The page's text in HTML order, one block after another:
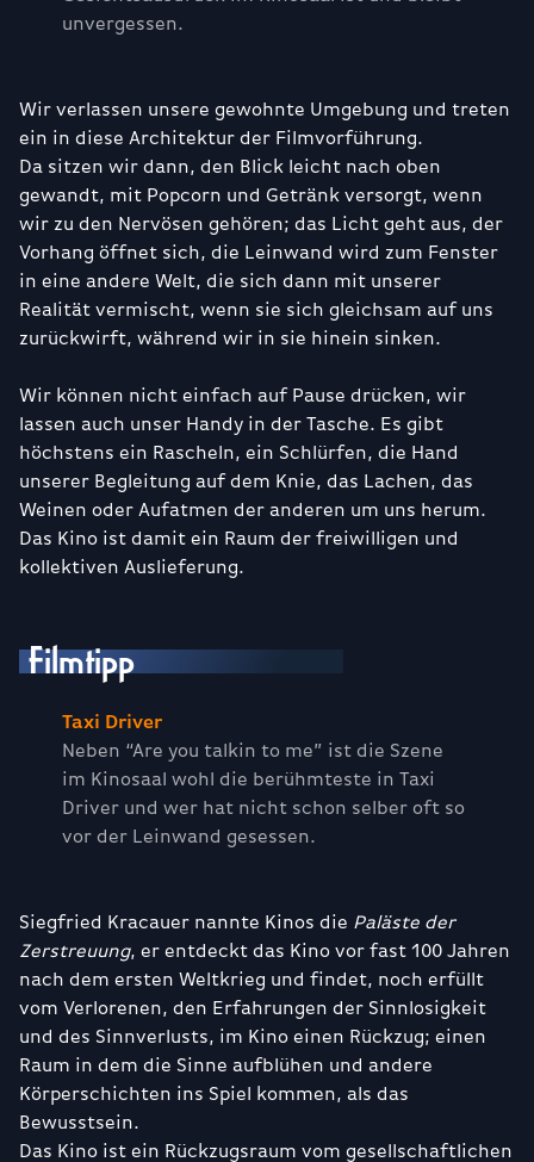
unvergessen.
Wir verlassen unsere gewohnte Umgebung und treten
ein in diese Architektur der Filmvorführung.
Da sitzen wir dann, den Blick leicht nach oben
gewandt, mit Popcorn und Getränk versorgt, wenn
wir zu den Nervösen gehören; das Licht geht aus, der
Vorhang öffnet sich, die Leinwand wird zum Fenster
in eine andere Welt, die sich dann mit unserer
Realität vermischt, wenn sie sich gleichsam auf uns
zurückwirft, während wir in sie hinein sinken.
Wir können nicht einfach auf Pause drücken, wir
lassen auch unser Handy in der Tasche. Es gibt
höchstens ein Rascheln, ein Schlürfen, die Hand
unserer Begleitung auf dem Knie, das Lachen, das
Weinen oder Aufatmen der anderen um uns herum.
Das Kino ist damit ein Raum der freiwilligen und
kollektiven Auslieferung.
Filmtipp
Taxi Driver
Neben “Are you talkin to me” ist die Szene
im Kinosaal wohl die berühmteste in Taxi
Driver und wer hat nicht schon selber oft so
vor der Leinwand gesessen.
Siegfried Kracauer nannte Kinos die Paläste der
Zerstreuung, er entdeckt das Kino vor fast 100 Jahren
nach dem ersten Weltkrieg und findet, noch erfüllt
vom Verlorenen, den Erfahrungen der Sinnlosigkeit
und des Sinnverlusts, im Kino einen Rückzug; einen
Raum in dem die Sinne aufblühen und andere
Körperschichten ins Spiel kommen, als das
Bewusstsein.
Das Kino ist ein Rückzugsraum vom gesellschaftlichen